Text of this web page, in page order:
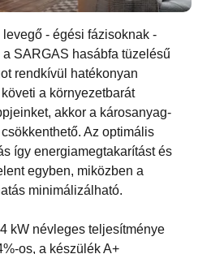
- égési fázisoknak -
SARGAS hasábfa tüzelésű
rendkívül hatékonyan
a környezetbarát
akkor a károsanyag-
Az optimális
így energiamegtakarítást és
egyben, miközben a
minimálizálható.
kW névleges teljesítménye
os, a készülék A+